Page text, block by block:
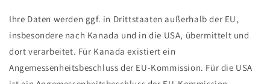
Ihre Daten werden ggf. in Drittstaaten außerhalb der EU,
insbesondere nach Kanada und in die USA, übermittelt und
dort verarbeitet. Für Kanada existiert ein
Angemessenheitsbeschluss der EU-Kommission. Für die USA